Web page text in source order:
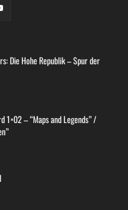
Die Hohe Republik – Spur der
1×02 – “Maps and Legends” /